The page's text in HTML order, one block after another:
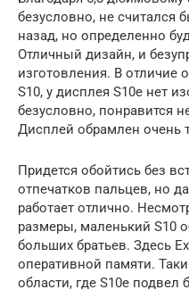
безусловно, не считался
назад, но определенно
Отличный дизайн, и
изготовления. В отличие
S10, у дисплея S10e нет
безусловно, понравится
Дисплей обрамлен очень
Придется обойтись без
отпечатков пальцев, но
работает отлично.
размеры, маленький S10
больших братьев. Здесь
оперативной памяти.
области, где S10e подвел